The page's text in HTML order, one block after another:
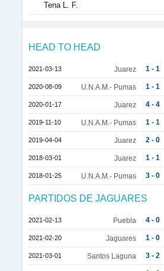
Tena L. F.
HEAD TO HEAD
2021-03-13 Juarez 1 - 1
2020-08-09 U.N.A.M.- Pumas 1 - 1
2020-01-17 Juarez 4 - 4
2019-11-10 U.N.A.M.- Pumas 1 - 1
2019-04-04 Juarez 2 - 0
2018-03-01 Juarez 1 - 1
2018-01-25 U.N.A.M.- Pumas 3 - 0
PARTIDOS DE JAGUARES
2021-02-13 Puebla 4 - 0
2021-02-20 Jaguares 1 - 0
2021-03-01 Santos Laguna 3 - 2